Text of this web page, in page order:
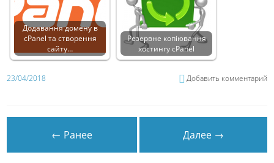
Додавання домену в
cPanel та створення
сайту…
Резервне копіювання
хостингу cPanel
23/04/2018 Добавить комментарий
← Ранее Далее →